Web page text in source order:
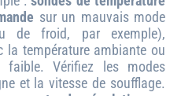
sur un mauvais mode
de froid, par exemple),
la température ambiante ou
Vérifiez les modes
et la vitesse de soufflage.